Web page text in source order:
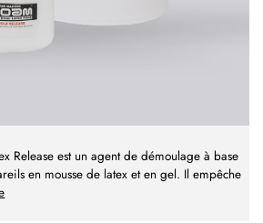
Release est un agent de démoulage à base
en mousse de latex et en gel. Il empêche